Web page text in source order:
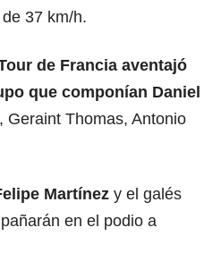
37 km/h.
de Francia aventajó
que componían Daniel
Geraint Thomas, Antonio
Martínez y el galés
en el podio a